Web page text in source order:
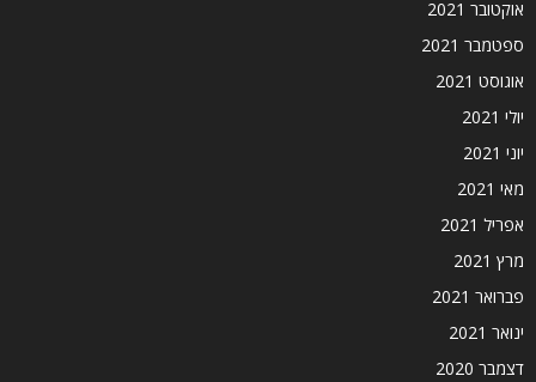
אוקטובר 2021
ספטמבר 2021
אוגוסט 2021
יולי 2021
יוני 2021
מאי 2021
אפריל 2021
מרץ 2021
פברואר 2021
ינואר 2021
דצמבר 2020